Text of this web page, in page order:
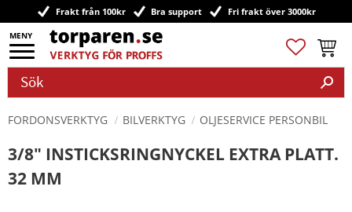
Meny
Frakt från 100kr Bra support Fri frakt över 3000kr
Favoriter
FORDONSVERKTYG BILVERKTYG OLJESERVICE PERSONBIL
3/8" INSTICKSRINGNYCKEL EXTRA PLATT.
32 MM